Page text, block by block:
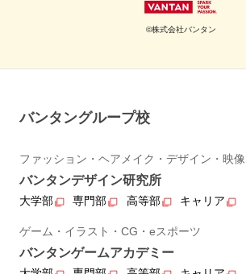
©株式会社バンタン
バンタングループ校
ファッション・ヘアメイク・デザイン・映像
バンタンデザイン研究所
大学部 専門部 高等部 キャリア
ゲーム・イラスト・CG・eスポーツ
バンタンゲームアカデミー